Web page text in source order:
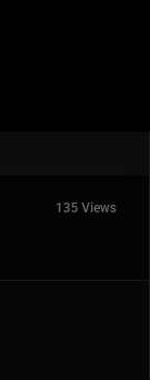
135 Views